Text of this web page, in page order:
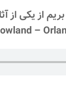
از یکی از
–